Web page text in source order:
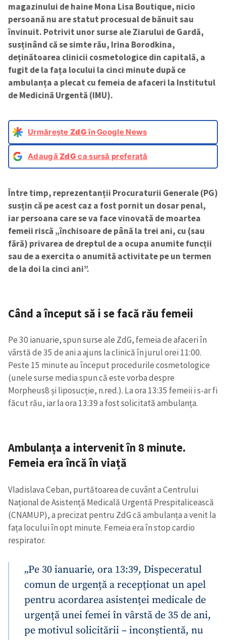
magazinului de haine Mona Lisa Boutique, nicio
persoană nu are statut procesual de bănuit sau
învinuit. Potrivit unor surse ale Ziarului de Gardă,
susținând că se simte rău, Irina Borodkina,
deținătoarea clinicii cosmetologice din capitală, a
fugit de la fața locului la cinci minute după ce
ambulanța a plecat cu femeia de afaceri la Institutul
de Medicină Urgentă (IMU).
Urmărește ZdGîn Google News
AdaugăZdG ca sursă preferată
Între timp, reprezentanții Procuraturii Generale (PG)
susțin că pe acest caz a fost pornit un dosar penal,
iar persoana care se va face vinovată de moartea
femeii riscă „închisoare de până la trei ani, cu (sau
fără) privarea de dreptul de a ocupa anumite funcții
sau de a exercita o anumită activitate pe un termen
de la doi la cinci ani”.
Când a început să i se facă rău femeii
Pe 30 ianuarie, spun surse ale ZdG, femeia de afaceri în
vârstă de 35 de ani a ajuns la clinică în jurul orei 11:00.
Peste 15 minute au început procedurile cosmetologice
(unele surse media spun că este vorba despre
Morpheus8 și liposucție, n.red.). La ora 13:35 femeii i s-ar fi
făcut rău, iar la ora 13:39 a fost solicitată ambulanța.
Ambulanța a intervenit în 8 minute.
Femeia era încă în viață
Vladislava Ceban, purtătoarea de cuvânt a Centrului
Național de Asistență Medicală Urgentă Prespitalicească
(CNAMUP), a precizat pentru ZdG că ambulanța a venit la
fața locului în opt minute. Femeia era în stop cardio
respirator.
„Pe 30 ianuarie, ora 13:39, Dispeceratul
comun de urgență a recepționat un apel
pentru acordarea asistenței medicale de
urgență unei femei în vârstă de 35 de ani,
pe motivul solicitării – inconștientă, nu